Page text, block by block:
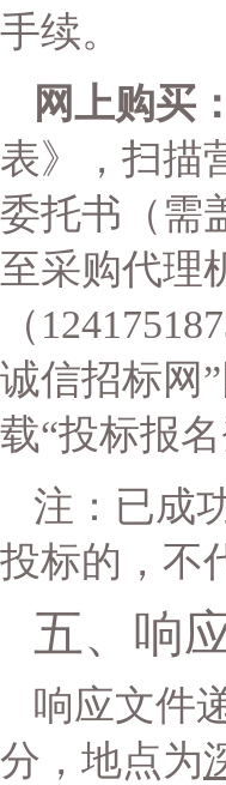
手续。
网上购买：
表》，扫描
委托书（需
至采购代理
（
诚信招标网
载“投标报名
注：已成
投标的，不
五、 响
响应文件
分，地点为